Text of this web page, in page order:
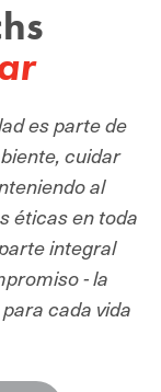
es parte de
cuidar
al
éticas en toda
integral
- la
cada vida